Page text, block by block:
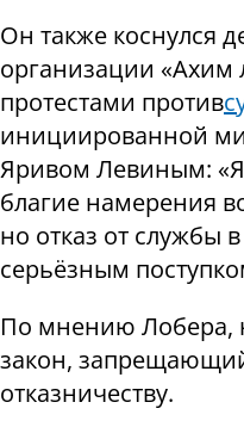
Он также коснулся
организации «Ахим
протестами против
инициированной
Яривом Левиным:
благие намерения
но отказ от службы
серьёзным
По мнению Лобера,
закон,
отказничеству.